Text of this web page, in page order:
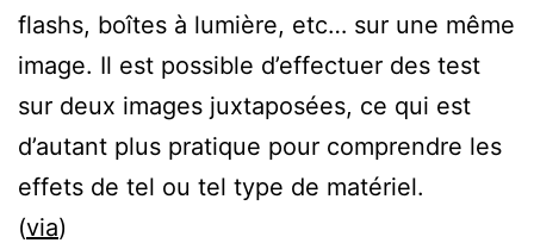
flashs, boîtes à lumière, etc… sur une même
image. Il est possible d’effectuer des test
sur deux images juxtaposées, ce qui est
d’autant plus pratique pour comprendre les
effets de tel ou tel type de matériel.
(via)